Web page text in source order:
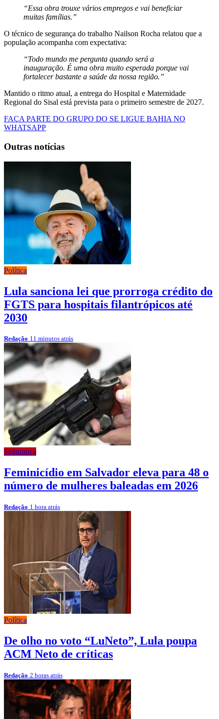
“Essa obra trouxe vários empregos e vai beneficiar
muitas famílias.”
O técnico de segurança do trabalho Nailson Rocha relatou que a
população acompanha com expectativa:
“Todo mundo me pergunta quando será a
inauguração. É uma obra muito esperada porque vai
fortalecer bastante a saúde da nossa região.”
Mantido o ritmo atual, a entrega do Hospital e Maternidade
Regional do Sisal está prevista para o primeiro semestre de 2027.
FAÇA PARTE DO GRUPO DO SE LIGUE BAHIA NO
WHATSAPP
Outras notícias
Política
Lula sanciona lei que prorroga crédito do
FGTS para hospitais filantrópicos até
2030
Redação 11 minutos atrás
Segurança
Feminicídio em Salvador eleva para 48 o
número de mulheres baleadas em 2026
Redação 1 hora atrás
Política
De olho no voto “LuNeto”, Lula poupa
ACM Neto de críticas
Redação 2 horas atrás